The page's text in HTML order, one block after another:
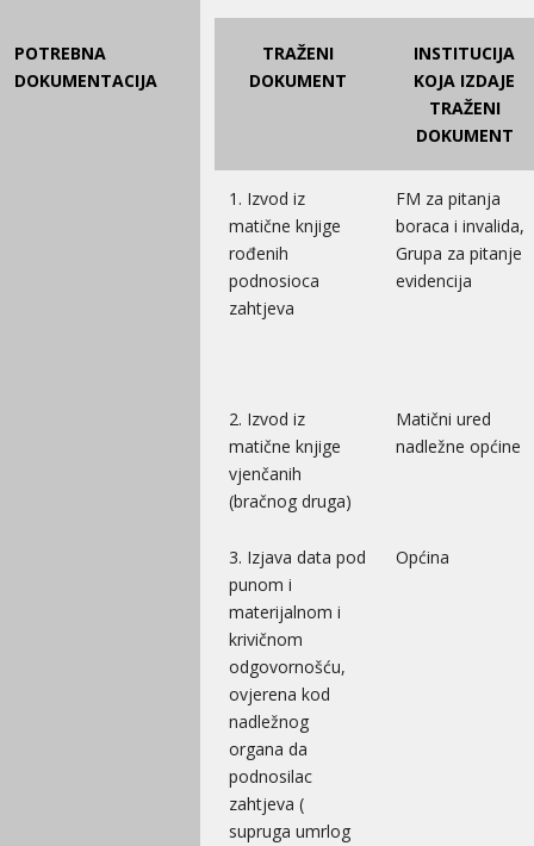
POTREBNA
DOKUMENTACIJA
TRAŽENI
DOKUMENT
INSTITUCIJA
KOJA IZDAJE
TRAŽENI
DOKUMENT
1. Izvod iz
matične knjige
rođenih
podnosioca
zahtjeva
FM za pitanja
boraca i invalida,
Grupa za pitanje
evidencija
2. Izvod iz
matične knjige
vjenčanih
(bračnog druga)
Matični ured
nadležne općine
3. Izjava data pod
punom i
materijalnom i
krivičnom
odgovornošću,
ovjerena kod
nadležnog
organa da
podnosilac
zahtjeva (
supruga umrlog
Općina